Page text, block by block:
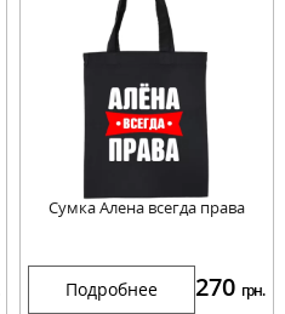
Сумка Алена всегда права
Подробнее 270 грн.